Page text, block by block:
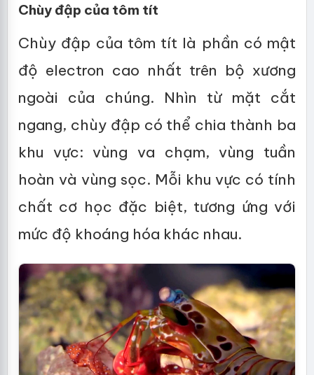
Chùy đập của tôm tít
Chùy đập của tôm tít là phần có mật
độ electron cao nhất trên bộ xương
ngoài của chúng. Nhìn từ mặt cắt
ngang, chùy đập có thể chia thành ba
khu vực: vùng va chạm, vùng tuần
hoàn và vùng sọc. Mỗi khu vực có tính
chất cơ học đặc biệt, tương ứng với
mức độ khoáng hóa khác nhau.